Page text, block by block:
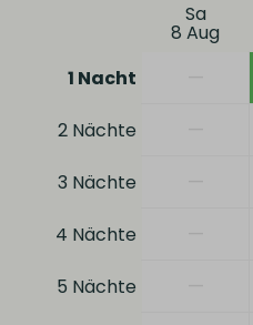
Sa
8 Aug
1 Nacht
2 Nächte
3 Nächte
4 Nächte
5 Nächte